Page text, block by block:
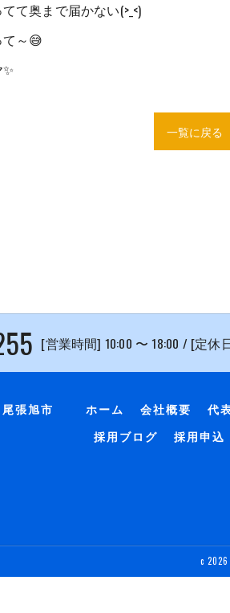
て奥まで届かない(>_<)
～😅
一覧に戻る
[営業時間] 10:00 〜 18:00 / [定休
張旭市 ホーム 会社概要 代
採用ブログ
採用申込
c 2026